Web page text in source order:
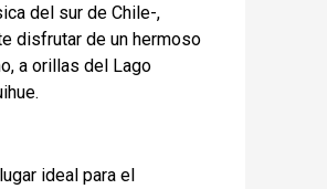
del sur de Chile-,
disfrutar de un hermoso
a orillas del Lago
ideal para el